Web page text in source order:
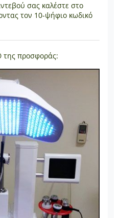
σας καλέστε στο
τον 10-ψήφιο κωδικό
της προσφοράς: